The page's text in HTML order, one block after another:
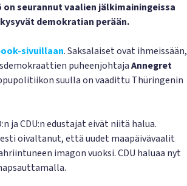
seurannut vaalien jälkimainingeissa
demokratian perään.
sivuillaan. Saksalaiset ovat ihmeissään,
puheenjohtajaAnnegret
suulla on vaadittu Thüringenin
ja CDU:n edustajat eivät niitä halua.
oivaltanut, että uudet maapäivävaalit
imagon vuoksi. CDU haluaa nyt